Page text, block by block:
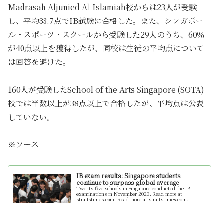
Madrasah Aljunied Al-Islamiah校からは23人が受験
し、平均33.7点でIB試験に合格した。また、シンガポー
ル・スポーツ・スクールから受験した29人のうち、60％
が40点以上を獲得したが、同校は生徒の平均点について
は回答を避けた。
160人が受験したSchool of the Arts Singapore (SOTA)
校では半数以上が38点以上で合格したが、平均点は公表
していない。
※ソース
IB exam results: Singapore students
continue to surpass global average
Twenty-five schools in Singapore conducted the IB
examinations in November 2023. Read more at
straitstimes.com. Read more at straitstimes.com.